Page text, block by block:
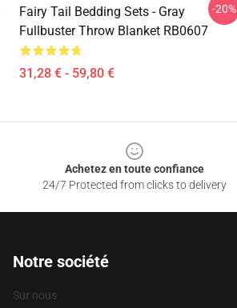
Fairy Tail Bedding Sets - Gray
Fullbuster Throw Blanket RB0607
31,28 € - 59,80 €
-20%
Achetez en toute confiance
24/7 Protected from clicks to delivery
Notre société
Sur nous